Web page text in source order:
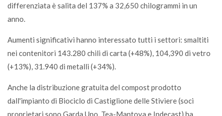
differenziata è salita del 137% a 32,650 chilogrammi in un
anno.
Aumenti significativi hanno interessato tutti i settori: smaltiti
nei contenitori 143.280 chili di carta (+48%), 104,390 di vetro
(+13%), 31.940 di metalli (+34%).
Anche la distribuzione gratuita del compost prodotto
dall'impianto di Biociclo di Castiglione delle Stiviere (soci
proprietari sono Garda Uno, Tea-Mantova e Indecast) ha